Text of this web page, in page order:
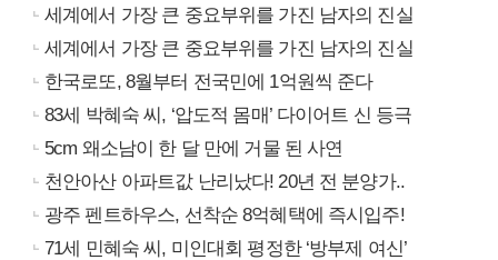
세계에서 가장 큰 중요부위를 가진 남자의 진실
세계에서 가장 큰 중요부위를 가진 남자의 진실
한국로또, 8월부터 전국민에 1억원씩 준다
83세 박혜숙 씨, ‘압도적 몸매’ 다이어트 신 등극
5cm 왜소남이 한 달 만에 거물 된 사연
천안아산 아파트값 난리났다! 20년 전 분양가..
광주 펜트하우스, 선착순 8억혜택에 즉시입주!
71세 민혜숙 씨, 미인대회 평정한 ‘방부제 여신’